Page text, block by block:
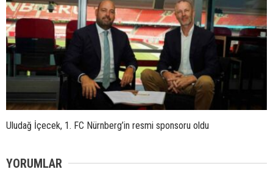
Uludağ İçecek, 1. FC Nürnberg’in resmi sponsoru oldu
YORUMLAR